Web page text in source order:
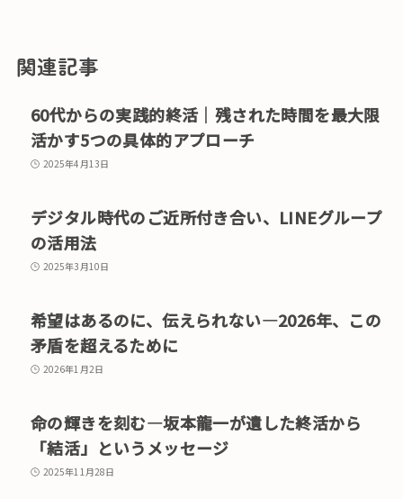
関連記事
60代からの実践的終活｜残された時間を最大限
活かす5つの具体的アプローチ
2025年4月13日
デジタル時代のご近所付き合い、LINEグループ
の活用法
2025年3月10日
希望はあるのに、伝えられない―2026年、この
矛盾を超えるために
2026年1月2日
命の輝きを刻む―坂本龍一が遺した終活から
「結活」というメッセージ
2025年11月28日